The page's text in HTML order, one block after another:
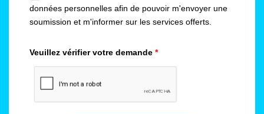
données personnelles afin de pouvoir m'envoyer une
soumission et m'informer sur les services offerts.
Veuillez vérifier votre demande *